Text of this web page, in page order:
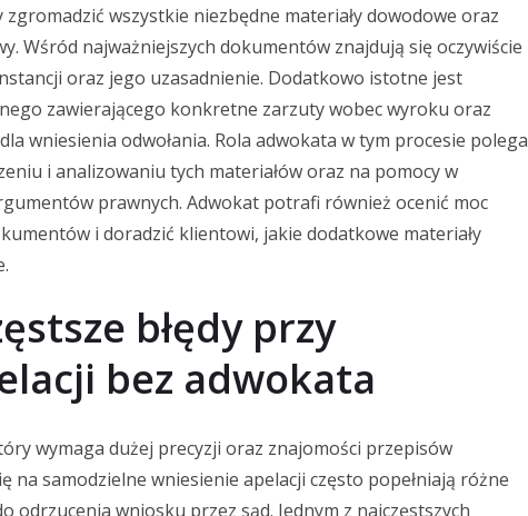
wszystkie niezbędne materiały dowodowe oraz
Wśród najważniejszych dokumentów znajdują się oczywiście
oraz jego uzasadnienie. Dodatkowo istotne jest
zawierającego konkretne zarzuty wobec wyroku oraz
wniesienia odwołania. Rola adwokata w tym procesie polega
i analizowaniu tych materiałów oraz na pomocy w
prawnych. Adwokat potrafi również ocenić moc
i doradzić klientowi, jakie dodatkowe materiały
błędy przy
bez adwokata
wymaga dużej precyzji oraz znajomości przepisów
na samodzielne wniesienie apelacji często popełniają różne
odrzucenia wniosku przez sąd. Jednym z najczęstszych